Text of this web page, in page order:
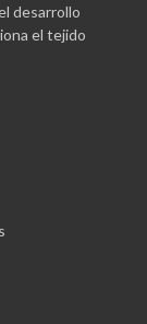
desarrollo
el tejido